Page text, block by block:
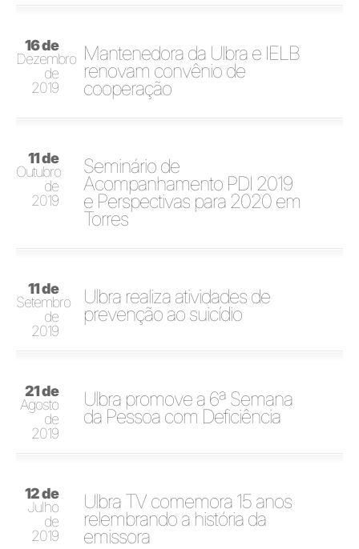
16 de
Dezembro
de
2019
Mantenedora da Ulbra e IELB
renovam convênio de
cooperação
11 de
Outubro
de
2019
Seminário de
Acompanhamento PDI 2019
e Perspectivas para 2020 em
Torres
11 de
Setembro
de
2019
Ulbra realiza atividades de
prevenção ao suicídio
21 de
Agosto
de
2019
Ulbra promove a 6ª Semana
da Pessoa com Deficiência
12 de
Julho
de
2019
Ulbra TV comemora 15 anos
relembrando a história da
emissora